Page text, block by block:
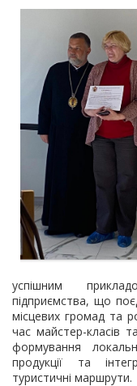
успішним
підприємства, що
місцевих громад та
час майстер-класів
формування
продукції та
туристичні маршрути.